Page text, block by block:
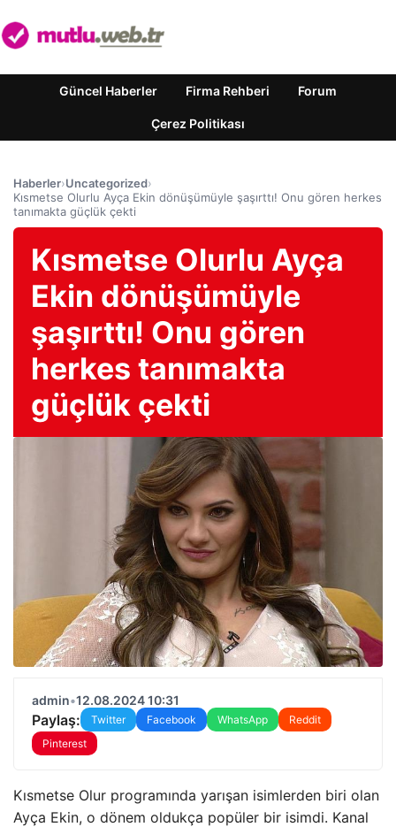
Güncel Haberler Firma Rehberi Forum
Çerez Politikası
Haberler›Uncategorized›
Kısmetse Olurlu Ayça Ekin dönüşümüyle şaşırttı! Onu gören herkes
tanımakta güçlük çekti
Kısmetse Olurlu Ayça
Ekin dönüşümüyle
şaşırttı! Onu gören
herkes tanımakta
güçlük çekti
admin•12.08.2024 10:31
Paylaş: Twitter Facebook WhatsApp
Reddit
Pinterest
Kısmetse Olur programında yarışan isimlerden biri olan
Ayça Ekin, o dönem oldukça popüler bir isimdi. Kanal